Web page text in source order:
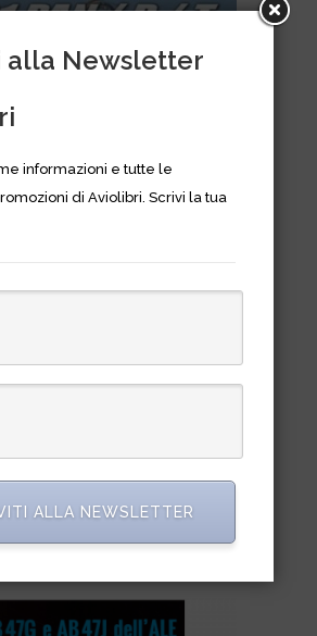
and Portuguese
alla Newsletter
informazioni e tutte le
di Aviolibri. Scrivi la tua
ALLA NEWSLETTER